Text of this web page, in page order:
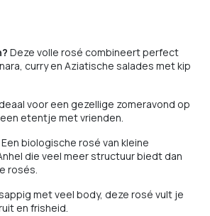
Deze volle rosé combineert perfect
curry en Aziatische salades met kip
voor een gezellige zomeravond op
etentje met vrienden.
Een biologische rosé van kleine
die veel meer structuur biedt dan
rosés.
met veel body, deze rosé vult je
en frisheid.